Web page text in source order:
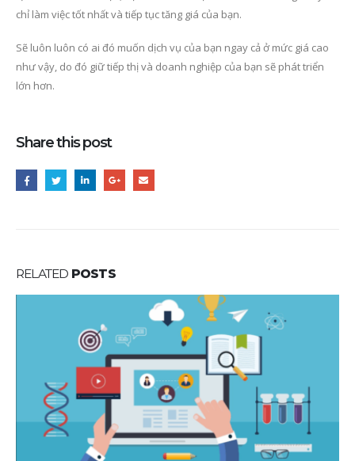
chỉ làm việc tốt nhất và tiếp tục tăng giá của bạn.
Sẽ luôn luôn có ai đó muốn dịch vụ của bạn ngay cả ở mức giá cao
như vậy, do đó giữ tiếp thị và doanh nghiệp của bạn sẽ phát triển
lớn hơn.
Share this post
RELATED POSTS